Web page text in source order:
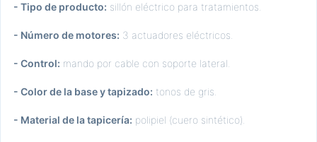
- Tipo de producto: sillón eléctrico para tratamientos.
- Número de motores: 3 actuadores eléctricos.
- Control: mando por cable con soporte lateral.
- Color de la base y tapizado: tonos de gris.
- Material de la tapicería: polipiel (cuero sintético).